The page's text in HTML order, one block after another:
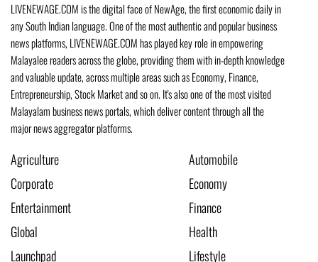
LIVENEWAGE.COM is the digital face of NewAge, the first economic daily in
any South Indian language. One of the most authentic and popular business
news platforms, LIVENEWAGE.COM has played key role in empowering
Malayalee readers across the globe, providing them with in-depth knowledge
and valuable update, across multiple areas such as Economy, Finance,
Entrepreneurship, Stock Market and so on. It's also one of the most visited
Malayalam business news portals, which deliver content through all the
major news aggregator platforms.
Agriculture
Automobile
Corporate
Economy
Entertainment
Finance
Global
Health
Launchpad
Lifestyle